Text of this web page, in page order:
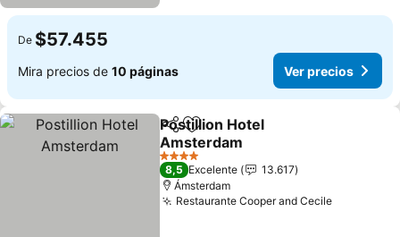
De $57.455
Mira precios de 10 páginas Ver precios
CompartirAgregar a favoritos
Postillion Hotel
Amsterdam
Ver precios
4 Estrellas
8,5 Excelente
13.617
Ámsterdam
Restaurante Cooper and CecileVer